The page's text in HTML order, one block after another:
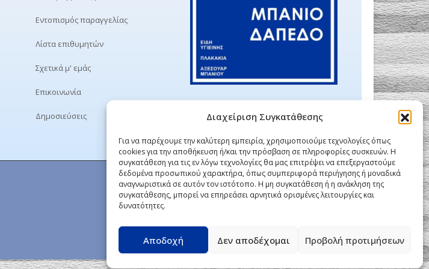
Διαχείριση Συγκατάθεσης
Για να παρέχουμε την καλύτερη εμπειρία, χρησιμοποιούμε τεχνολογίες όπως
cookies για την αποθήκευση ή/και την πρόσβαση σε πληροφορίες συσκευών. Η
συγκατάθεση για τις εν λόγω τεχνολογίες θα μας επιτρέψει να επεξεργαστούμε
δεδομένα προσωπικού χαρακτήρα, όπως συμπεριφορά περιήγησης ή μοναδικά
αναγνωριστικά σε αυτόν τον ιστότοπο. Η μη συγκατάθεση ή η ανάκληση της
συγκατάθεσης, μπορεί να επηρεάσει αρνητικά ορισμένες λειτουργίες και
δυνατότητες.
Αποδοχή Δεν αποδέχομαι Προβολή προτιμήσεων
Εντοπισμός παραγγελίας
Λίστα επιθυμητών
Σχετικά μ' εμάς
Επικοινωνία
Δημοσιεύσεις